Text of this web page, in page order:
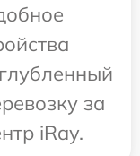
за
iRay.